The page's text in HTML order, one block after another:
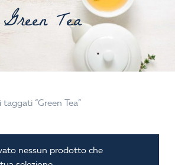
Green Tea
“Green Tea”
nessun prodotto che